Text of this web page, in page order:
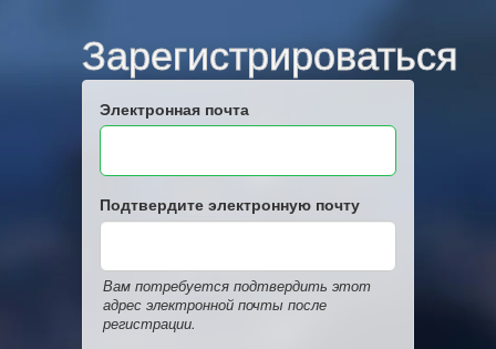
Зарегистрироваться
Электронная почта
Подтвердите электронную почту
Вам потребуется подтвердить этот
адрес электронной почты после
регистрации.